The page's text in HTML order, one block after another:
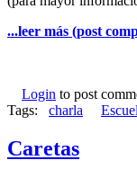
...leer más (post
Login to post
Tags:
charla
Caretas